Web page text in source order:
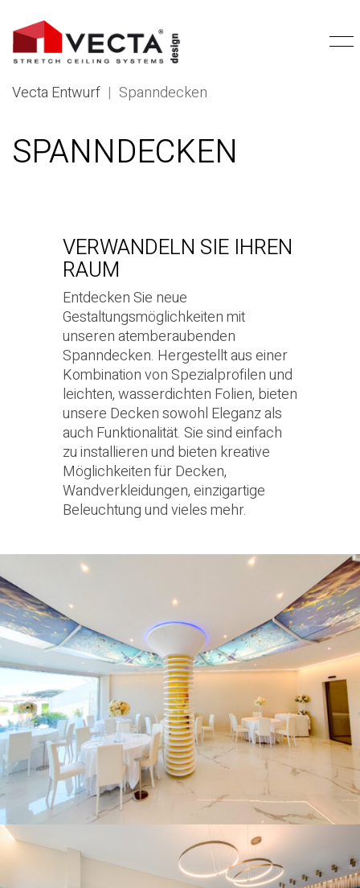
Vecta Entwurf | Spanndecken
SPANNDECKEN
VERWANDELN SIE IHREN
RAUM
Entdecken Sie neue
Gestaltungsmöglichkeiten mit
unseren atemberaubenden
Spanndecken. Hergestellt aus einer
Kombination von Spezialprofilen und
leichten, wasserdichten Folien, bieten
unsere Decken sowohl Eleganz als
auch Funktionalität. Sie sind einfach
zu installieren und bieten kreative
Möglichkeiten für Decken,
Wandverkleidungen, einzigartige
Beleuchtung und vieles mehr.